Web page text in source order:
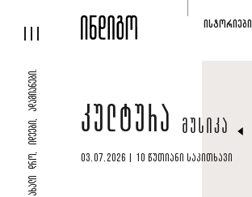
ᲐᲮᲐᲚᲘ ᲓᲠᲝ, ᲘᲓᲔᲔᲑᲘ, ᲐᲓᲐᲛᲘᲐᲜᲔᲑᲘ.
ᲘᲡᲢᲝᲠᲘᲔᲑᲘ
ᲙᲣᲚᲢᲣᲠᲐ ᲛᲣᲡᲘᲙᲐ
03.07.2026 | 10 ᲬᲣᲗᲘᲐᲜᲘ ᲡᲐᲙᲘᲗᲮᲐᲕᲘ